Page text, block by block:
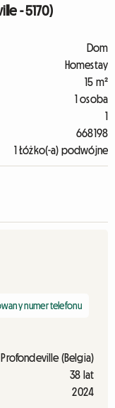
- 5170)
Dom
Homestay
15 m²
1 osoba
1
668198
1 Łóżko(-a) podwójne
numer telefonu
Profondeville (Belgia)
38 lat
2024